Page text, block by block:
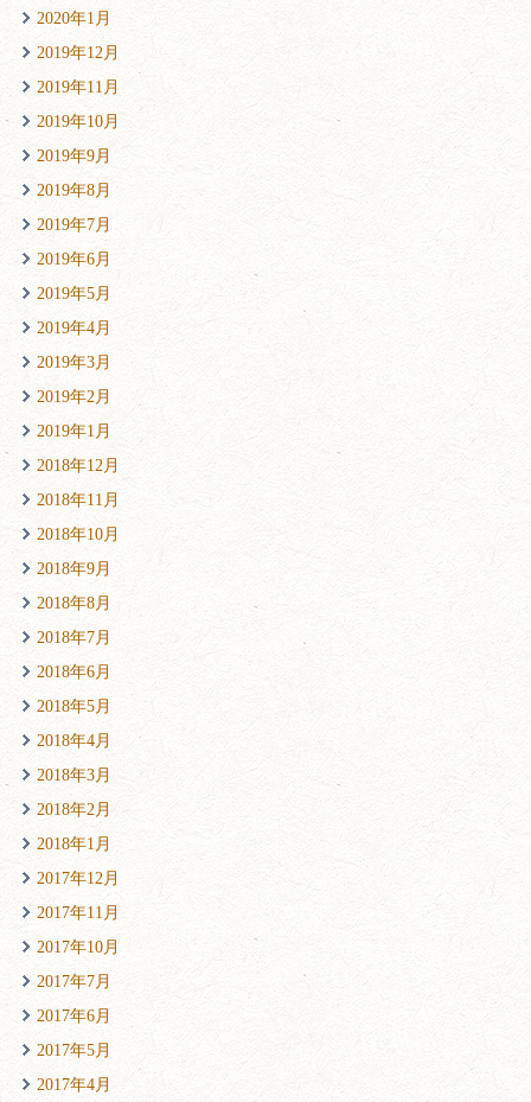
2020年1月
2019年12月
2019年11月
2019年10月
2019年9月
2019年8月
2019年7月
2019年6月
2019年5月
2019年4月
2019年3月
2019年2月
2019年1月
2018年12月
2018年11月
2018年10月
2018年9月
2018年8月
2018年7月
2018年6月
2018年5月
2018年4月
2018年3月
2018年2月
2018年1月
2017年12月
2017年11月
2017年10月
2017年7月
2017年6月
2017年5月
2017年4月